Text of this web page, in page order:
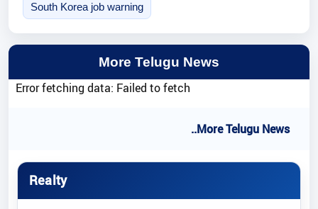
South Korea job warning
More Telugu News
Error fetching data: Failed to fetch
..More Telugu News
Realty